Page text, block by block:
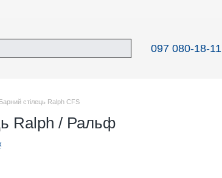
097 080-18-11
Барний стілець Ralph CFS
Ralph / Ральф